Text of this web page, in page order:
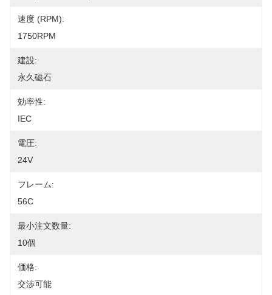
速度 (RPM):
1750RPM
建設:
永久磁石
効率性:
IEC
電圧:
24V
フレーム:
56C
最小注文数量:
10個
価格:
交渉可能